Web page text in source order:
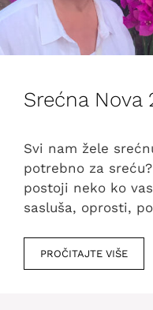
Srećna Nova
Svi nam žele
potrebno za
postoji neko ko
sasluša, oprosti,
PROČITAJTE VIŠE